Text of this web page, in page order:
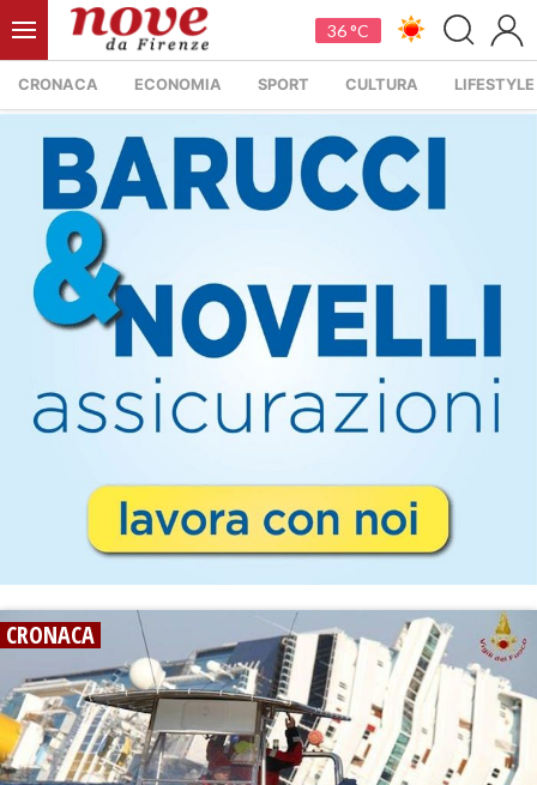
36 °C
CRONACA ECONOMIA SPORT CULTURA LIFESTYLE
CRONACA